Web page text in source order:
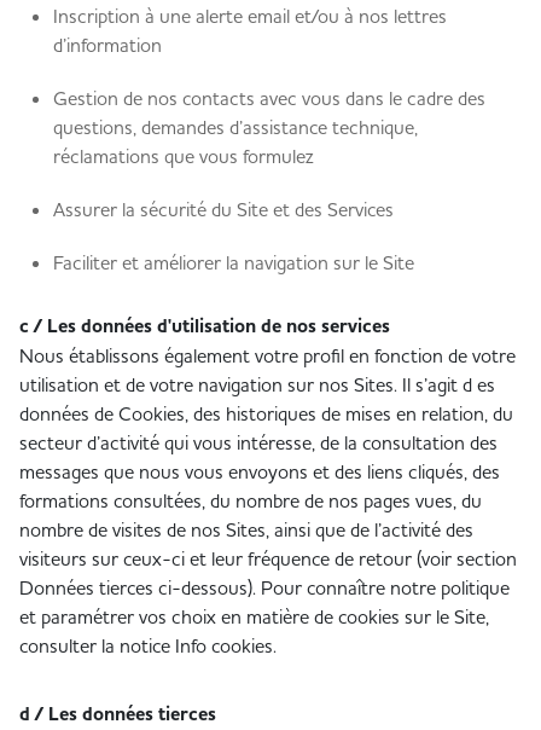
Inscription à une alerte email et/ou à nos lettres
d’information
Gestion de nos contacts avec vous dans le cadre des
questions, demandes d’assistance technique,
réclamations que vous formulez
Assurer la sécurité du Site et des Services
Faciliter et améliorer la navigation sur le Site
c / Les données d'utilisation de nos services
Nous établissons également votre profil en fonction de votre
utilisation et de votre navigation sur nos Sites. Il s’agit d es
données de Cookies, des historiques de mises en relation, du
secteur d’activité qui vous intéresse, de la consultation des
messages que nous vous envoyons et des liens cliqués, des
formations consultées, du nombre de nos pages vues, du
nombre de visites de nos Sites, ainsi que de l’activité des
visiteurs sur ceux-ci et leur fréquence de retour (voir section
Données tierces ci-dessous). Pour connaître notre politique
et paramétrer vos choix en matière de cookies sur le Site,
consulter la notice Info cookies.
d / Les données tierces